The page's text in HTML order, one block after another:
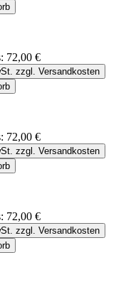
72,00 €
zzgl. Versandkosten
72,00 €
zzgl. Versandkosten
72,00 €
zzgl. Versandkosten